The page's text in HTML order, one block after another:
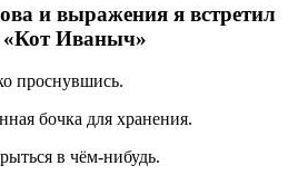
и выражения я встретил
«Кот Иваныч»
проснувшись.
бочка для хранения.
в чём-нибудь.